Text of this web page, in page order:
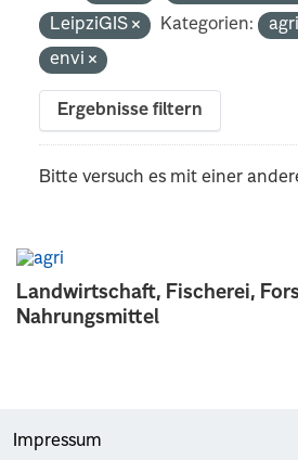
Landwirtschaft, Fischerei,
Nahrungsmittel
LeipziGIS
Kategorien:
envi
Ergebnisse filtern
Bitte versuch es mit einer
Impressum